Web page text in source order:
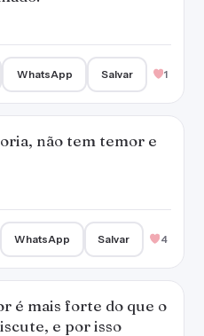
WhatsApp Salvar 1
não tem temor e
WhatsApp Salvar 4
é mais forte do que o
e por isso